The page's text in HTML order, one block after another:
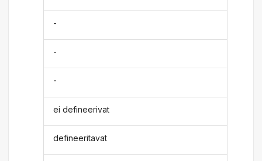
-
-
-
ei defineerivat
defineeritavat